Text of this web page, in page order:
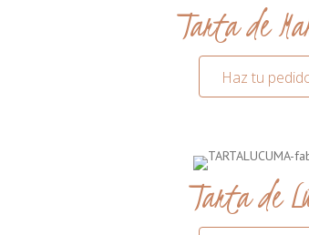
Tarta de
Haz tu
Tarta de